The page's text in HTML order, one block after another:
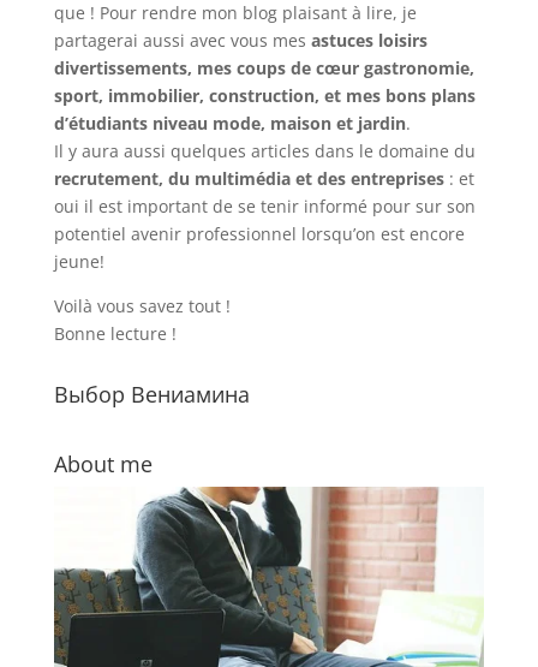
que ! Pour rendre mon blog plaisant à lire, je
partagerai aussi avec vous mes astuces loisirs
divertissements, mes coups de cœur gastronomie,
sport, immobilier, construction, et mes bons plans
d’étudiants niveau mode, maison et jardin.
Il y aura aussi quelques articles dans le domaine du
recrutement, du multimédia et des entreprises: et
oui il est important de se tenir informé pour sur son
potentiel avenir professionnel lorsqu’on est encore
jeune!
Voilà vous savez tout !
Bonne lecture !
Выбор Вениамина
About me